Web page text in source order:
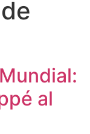
al